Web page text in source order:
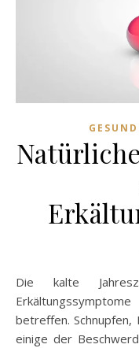
Die kalte Jahreszeit bringt oft unangenehme
betreffen.
einige der